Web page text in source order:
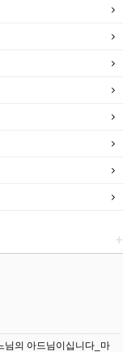
+
님의 아드님이십니다_마